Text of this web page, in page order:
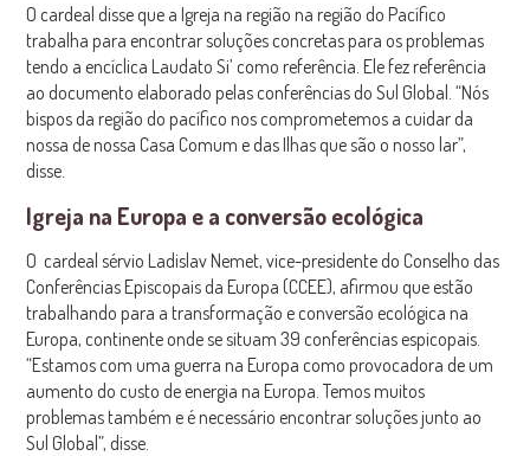
O cardeal disse que a Igreja na região na região do Pacífico
trabalha para encontrar soluções concretas para os problemas
tendo a encíclica Laudato Si’ como referência. Ele fez referência
ao documento elaborado pelas conferências do Sul Global. “Nós
bispos da região do pacífico nos comprometemos a cuidar da
nossa de nossa Casa Comum e das Ilhas que são o nosso lar”,
disse.
Igreja na Europa e a conversão ecológica
O cardeal sérvio Ladislav Nemet, vice-presidente do Conselho das
Conferências Episcopais da Europa (CCEE), afirmou que estão
trabalhando para a transformação e conversão ecológica na
Europa, continente onde se situam 39 conferências espicopais.
“Estamos com uma guerra na Europa como provocadora de um
aumento do custo de energia na Europa. Temos muitos
problemas também e é necessário encontrar soluções junto ao
Sul Global”, disse.